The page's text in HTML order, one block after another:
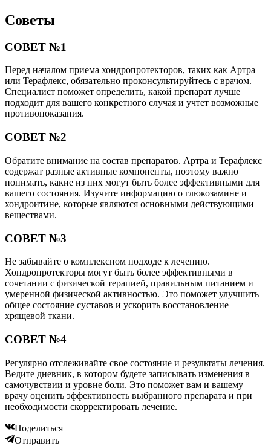
Советы
СОВЕТ №1
Перед началом приема хондропротекторов, таких как Артра
или Терафлекс, обязательно проконсультируйтесь с врачом.
Специалист поможет определить, какой препарат лучше
подходит для вашего конкретного случая и учтет возможные
противопоказания.
СОВЕТ №2
Обратите внимание на состав препаратов. Артра и Терафлекс
содержат разные активные компоненты, поэтому важно
понимать, какие из них могут быть более эффективными для
вашего состояния. Изучите информацию о глюкозамине и
хондроитине, которые являются основными действующими
веществами.
СОВЕТ №3
Не забывайте о комплексном подходе к лечению.
Хондропротекторы могут быть более эффективными в
сочетании с физической терапией, правильным питанием и
умеренной физической активностью. Это поможет улучшить
общее состояние суставов и ускорить восстановление
хрящевой ткани.
СОВЕТ №4
Регулярно отслеживайте свое состояние и результаты лечения.
Ведите дневник, в котором будете записывать изменения в
самочувствии и уровне боли. Это поможет вам и вашему
врачу оценить эффективность выбранного препарата и при
необходимости скорректировать лечение.
Поделиться
Отправить